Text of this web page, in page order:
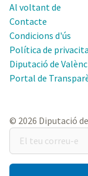
Al voltant de
Contacte
Condicions d'ús
Política de
Diputació de
Portal de
© 2026 Diputació
El
teu
correu-